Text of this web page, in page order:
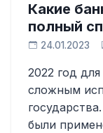
Какие
полный
24.01.2023
2022 год
сложным
были